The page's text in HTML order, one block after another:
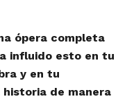
ópera completa
influido esto en tu
y en tu
de manera